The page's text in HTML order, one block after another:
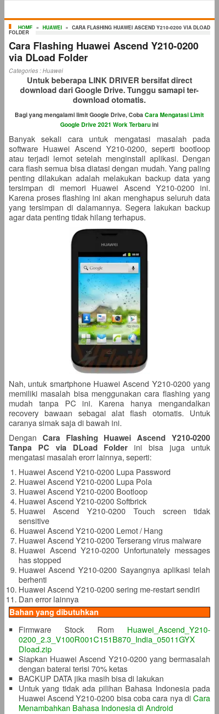
HOME » HUAWEI » CARA FLASHING HUAWEI ASCEND Y210-0200 VIA DLOAD
FOLDER
Cara Flashing Huawei Ascend Y210-0200
via DLoad Folder
Categories :Huawei
Untuk beberapa LINK DRIVER bersifat direct
download dari Google Drive. Tunggu samapi ter-
download otomatis.
Bagi yang mengalami limit Google Drive, CobaCara Mengatasi Limit
Google Drive 2021 Work Terbaruini
Banyak sekali cara untuk mengatasi masalah pada
software Huawei Ascend Y210-0200, seperti bootloop
atau terjadi lemot setelah menginstall aplikasi. Dengan
cara flash semua bisa diatasi dengan mudah. Yang paling
penting dilakukan adalah melakukan backup data yang
tersimpan di memori Huawei Ascend Y210-0200 ini.
Karena proses flashing ini akan menghapus seluruh data
yang tersimpan di dalamannya. Segera lakukan backup
agar data penting tidak hilang terhapus.
Nah, untuk smartphone Huawei Ascend Y210-0200 yang
memiliki masalah bisa menggunakan cara flashing yang
mudah tanpa PC ini. Karena hanya mengandalkan
recovery bawaan sebagai alat flash otomatis. Untuk
caranya simak saja di bawah ini.
Dengan Cara Flashing Huawei Ascend Y210-0200
Tanpa PC via DLoad Folder ini bisa juga untuk
mengatasi masalah erorr lainnya, seperti:
Huawei Ascend Y210-0200 Lupa Password
Huawei Ascend Y210-0200 Lupa Pola
Huawei Ascend Y210-0200 Bootloop
Huawei Ascend Y210-0200 Softbrick
Huawei Ascend Y210-0200 Touch screen tidak
sensitive
Huawei Ascend Y210-0200 Lemot / Hang
Huawei Ascend Y210-0200 Terserang virus malware
Huawei Ascend Y210-0200 Unfortunately messages
has stopped
Huawei Ascend Y210-0200 Sayangnya aplikasi telah
berhenti
Huawei Ascend Y210-0200 sering me-restart sendiri
Dan error lainnya
Bahan yang dibutuhkan
Firmware Stock Rom Huawei_Ascend_Y210-
0200_2.3_V100R001C151B870_India_05011GYX
Dload.zip
Siapkan Huawei Ascend Y210-0200 yang bermasalah
dengan baterai terisi 70% ketas
BACKUP DATA jika masih bisa di lakukan
Untuk yang tidak ada pilihan Bahasa Indonesia pada
Huawei Ascend Y210-0200 bisa coba cara nya diCara
Menambahkan Bahasa Indonesia di Android